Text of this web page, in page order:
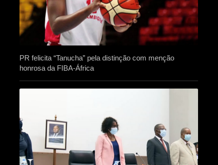
PR felicita “Tanucha” pela distinção com menção
honrosa da FIBA-África